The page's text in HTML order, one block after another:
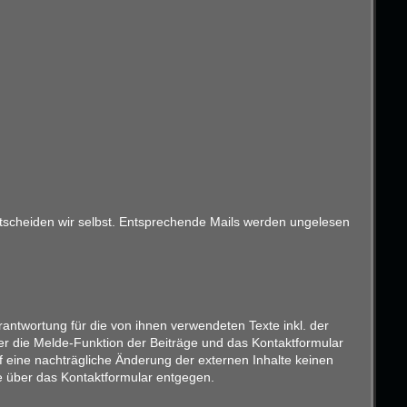
wir selbst. Entsprechende Mails werden ungelesen
für die von ihnen verwendeten Texte inkl. der
die Melde-Funktion der Beiträge und das Kontaktformular
nachträgliche Änderung der externen Inhalte keinen
das Kontaktformular entgegen.